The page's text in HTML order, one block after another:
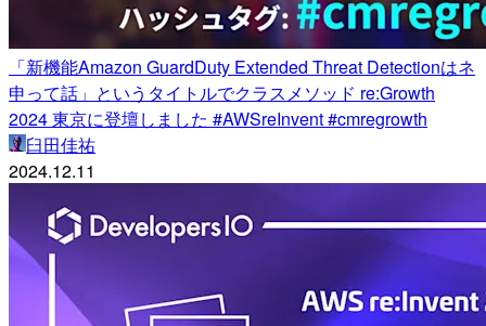
「新機能Amazon GuardDuty Extended Threat Detectionはネ
申って話」というタイトルでクラスメソッド re:Growth
2024 東京に登壇しました #AWSreInvent #cmregrowth
臼田佳祐
2024.12.11